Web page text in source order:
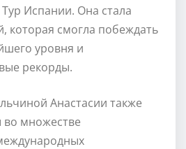
Испании. Она стала
которая смогла побеждать
уровня и
рекорды.
Анастасии также
множестве